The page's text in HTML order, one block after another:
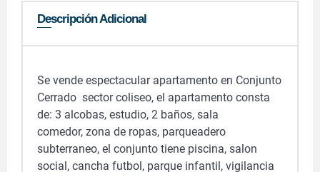
Descripción Adicional
Se vende espectacular apartamento en Conjunto
Cerrado sector coliseo, el apartamento consta
de: 3 alcobas, estudio, 2 baños, sala
comedor, zona de ropas, parqueadero
subterraneo, el conjunto tiene piscina, salon
social, cancha futbol, parque infantil, vigilancia